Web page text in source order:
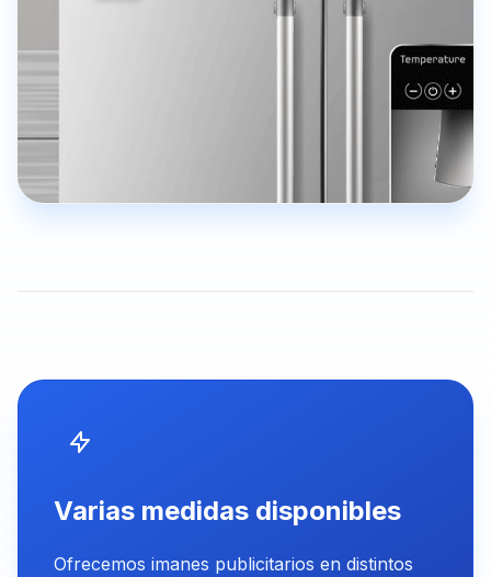
Varias medidas disponibles
Ofrecemos imanes publicitarios en distintos